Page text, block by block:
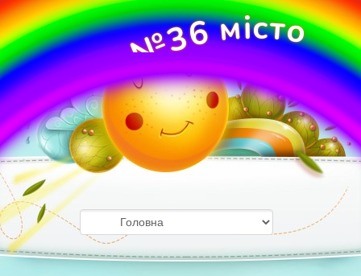
З
ДО№36місто
Ужг
ор
о
д